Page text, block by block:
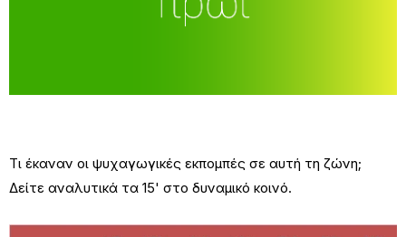
Τι έκαναν οι ψυχαγωγικές εκπομπές σε αυτή τη ζώνη;
Δείτε αναλυτικά τα 15' στο δυναμικό κοινό.